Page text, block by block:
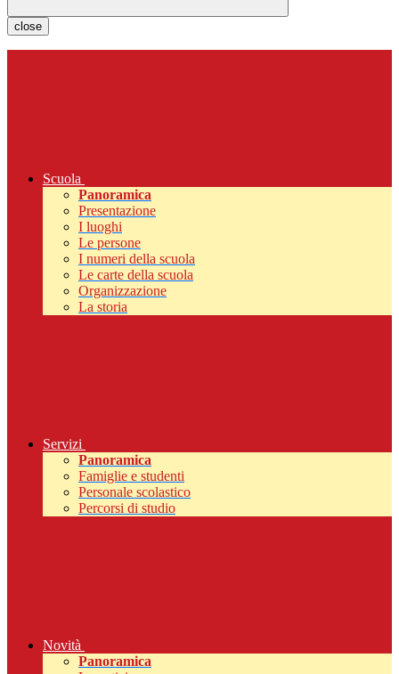
close
Scuola
Panoramica
Presentazione
I luoghi
Le persone
I numeri della scuola
Le carte della scuola
Organizzazione
La storia
Servizi
Panoramica
Famiglie e studenti
Personale scolastico
Percorsi di studio
Novità
Panoramica